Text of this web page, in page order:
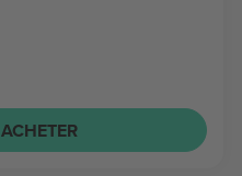
ACHETER